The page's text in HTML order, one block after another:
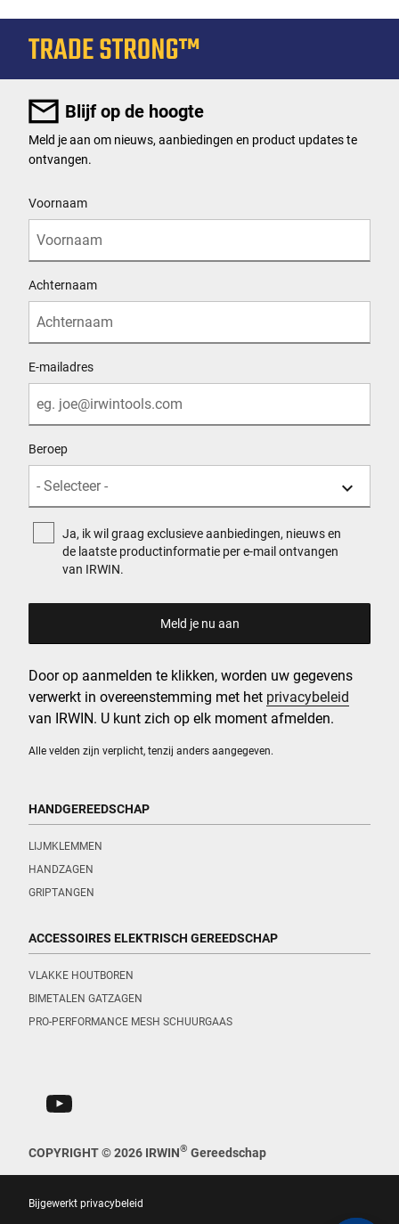
Blijf op de hoogte
Alle velden zijn verplicht, tenzij anders aangegeven.
Meld je aan om nieuws, aanbiedingen en product updates te
ontvangen.
Voornaam
Achternaam
E-mailadres
Beroep
Ja, ik wil graag exclusieve aanbiedingen, nieuws en
de laatste productinformatie per e-mail ontvangen
van IRWIN.
Door op aanmelden te klikken, worden uw gegevens
verwerkt in overeenstemming met het privacybeleid
van IRWIN. U kunt zich op elk moment afmelden.
HANDGEREEDSCHAP
LIJMKLEMMEN
HANDZAGEN
GRIPTANGEN
ACCESSOIRES ELEKTRISCH GEREEDSCHAP
VLAKKE HOUTBOREN
BIMETALEN GATZAGEN
PRO-PERFORMANCE MESH SCHUURGAAS
COPYRIGHT © 2026 IRWIN® Gereedschap
Bijgewerkt privacybeleid